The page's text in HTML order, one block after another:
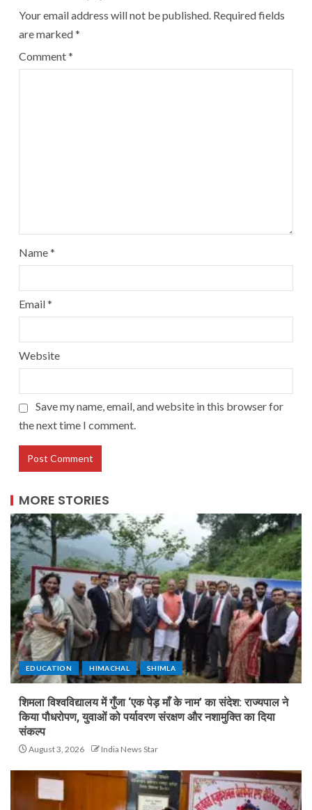
Your email address will not be published. Required fields
are marked*
Comment*
Name*
Email*
Website
Save my name, email, and website in this browser for
the next time I comment.
MORE STORIES
EDUCATION HIMACHAL SHIMLA
शिमला विश्वविद्यालय में गुँजा ‘एक पेड़ माँ के नाम’ का संदेश: राज्यपाल ने
किया पौधरोपण, युवाओं को पर्यावरण संरक्षण और नशामुक्ति का दिया
संकल्प
August 3, 2026 India News Star